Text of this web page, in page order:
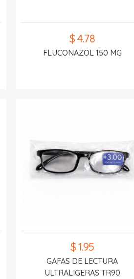
$ 4.78
FLUCONAZOL 150 MG
$ 1.95
GAFAS DE LECTURA
ULTRALIGERAS TR90